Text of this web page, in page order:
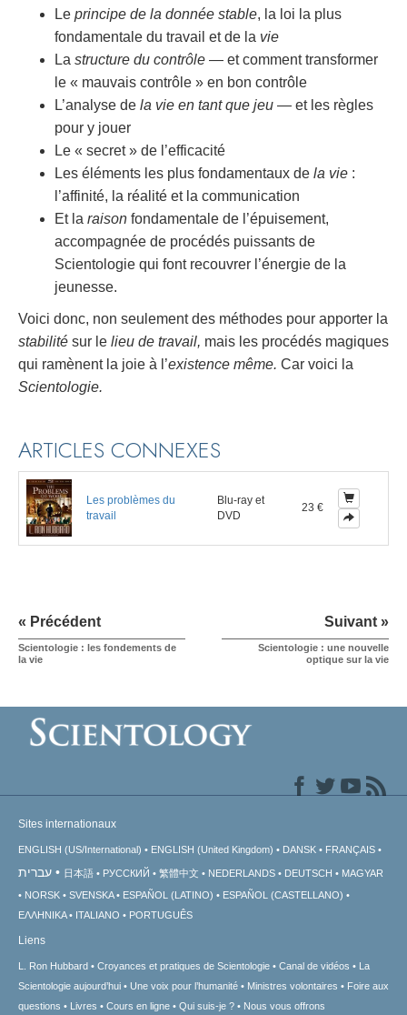
Le principe de la donnée stable, la loi la plus
fondamentale du travail et de la vie
La structure du contrôle — et comment transformer
le « mauvais contrôle » en bon contrôle
L’analyse de la vie en tant que jeu — et les règles
pour y jouer
Le « secret » de l’efficacité
Les éléments les plus fondamentaux de la vie :
l’affinité, la réalité et la communication
Et la raison fondamentale de l’épuisement,
accompagnée de procédés puissants de
Scientologie qui font recouvrer l’énergie de la
jeunesse.
Voici donc, non seulement des méthodes pour apporter la
stabilité sur le lieu de travail, mais les procédés magiques
qui ramènent la joie à l’existence même. Car voici la
Scientologie.
ARTICLES CONNEXES
Les problèmes du
travail
Blu-ray et
DVD
23 €
« Précédent
Scientologie : les fondements de
la vie
Suivant »
Scientologie : une nouvelle
optique sur la vie
Sites internationaux
ENGLISH (US/International) ENGLISH (United Kingdom) DANSK FRANÇAIS
עברית 日本語 РУССКИЙ 繁體中文 NEDERLANDS DEUTSCH
MAGYAR
NORSK
SVENSKA ESPAÑOL (LATINO)
ESPAÑOL (CASTELLANO)
ΕΛΛΗΝΙΚA
ITALIANO PORTUGUÊS
Liens
L. Ron Hubbard Croyances et pratiques de Scientologie Canal de vidéos
La
Scientologie aujourd’hui
Une voix pour l’humanité Ministres volontaires
Foire aux
questions
Livres Cours en ligne Qui suis-je ? Nous vous offrons